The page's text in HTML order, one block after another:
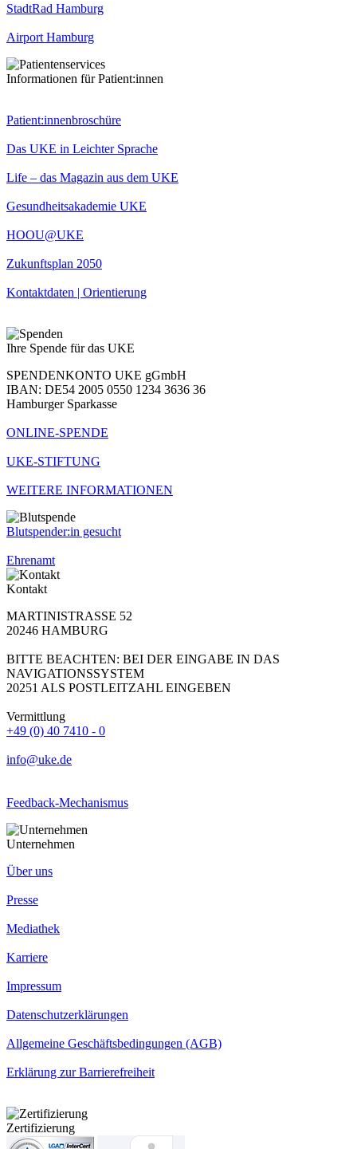
StadtRad Hamburg
Airport Hamburg
Informationen für Patient:innen
Patient:innenbroschüre
Das UKE in Leichter Sprache
Life – das Magazin aus dem UKE
Gesundheitsakademie UKE
HOOU@UKE
Zukunftsplan 2050
Kontaktdaten | Orientierung
Ihre Spende für das UKE
SPENDENKONTO UKE gGmbH
IBAN: DE54 2005 0550 1234 3636 36
Hamburger Sparkasse
ONLINE-SPENDE
UKE-STIFTUNG
WEITERE INFORMATIONEN
Blutspender:in gesucht
Ehrenamt
Kontakt
MARTINISTRASSE 52
20246 HAMBURG
BITTE BEACHTEN: BEI DER EINGABE IN DAS
NAVIGATIONSSYSTEM
20251 ALS POSTLEITZAHL EINGEBEN
Vermittlung
+49 (0) 40 7410 - 0
info@uke.de
Feedback-Mechanismus
Unternehmen
Über uns
Presse
Mediathek
Karriere
Impressum
Datenschutzerklärungen
Allgemeine Geschäftsbedingungen (AGB)
Erklärung zur Barrierefreiheit
Zertifizierung